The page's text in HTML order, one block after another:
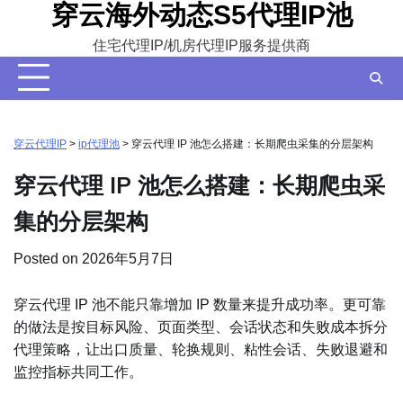
content
穿云海外动态S5代理IP池
住宅代理IP/机房代理IP服务提供商
穿云代理IP > ip代理池 > 穿云代理 IP 池怎么搭建：长期爬虫采集的分层架构
穿云代理 IP 池怎么搭建：长期爬虫采
集的分层架构
Posted on 2026年5月7日
穿云代理 IP 池不能只靠增加 IP 数量来提升成功率。更可靠
的做法是按目标风险、页面类型、会话状态和失败成本拆分
代理策略，让出口质量、轮换规则、粘性会话、失败退避和
监控指标共同工作。